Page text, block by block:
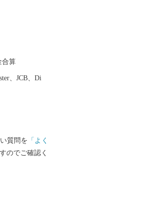
昂（しがしげ
こし、8月の新
出荷できるク
どなど、多く
合算
、JCB、Di
質問を 「よく
のでご確認く